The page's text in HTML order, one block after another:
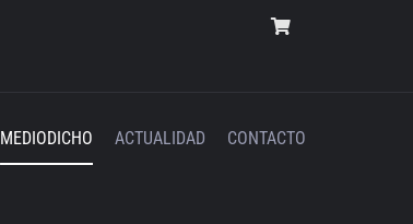
MEDIODICHO ACTUALIDAD CONTACTO